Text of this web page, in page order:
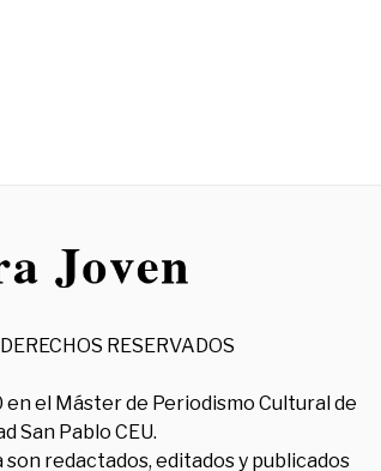
RESERVADOS
en el Máster de Periodismo Cultural de
San Pablo CEU.
redactados, editados y publicados